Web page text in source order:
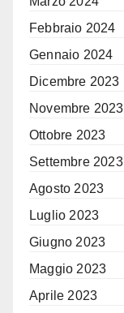
Febbraio 2024
Gennaio 2024
Dicembre 2023
Novembre 2023
Ottobre 2023
Settembre 2023
Agosto 2023
Luglio 2023
Giugno 2023
Maggio 2023
Aprile 2023